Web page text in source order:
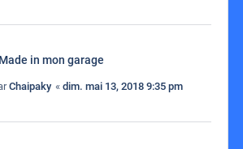
in mon garage
Chaipaky « dim. mai 13, 2018 9:35 pm